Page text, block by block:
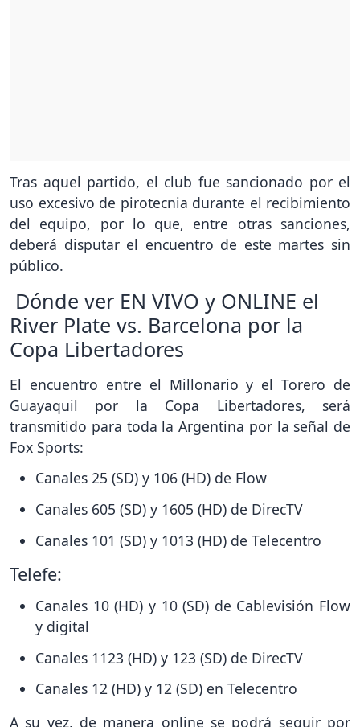
Tras aquel partido, el club fue sancionado por el
uso excesivo de pirotecnia durante el recibimiento
del equipo, por lo que, entre otras sanciones,
deberá disputar el encuentro de este martes sin
público.
Dónde ver EN VIVO y ONLINE el
River Plate vs. Barcelona por la
Copa Libertadores
El encuentro entre el Millonario y el Torero de
Guayaquil por la Copa Libertadores, será
transmitido para toda la Argentina por la señal de
Fox Sports:
Canales 25 (SD) y 106 (HD) de Flow
Canales 605 (SD) y 1605 (HD) de DirecTV
Canales 101 (SD) y 1013 (HD) de Telecentro
Telefe:
Canales 10 (HD) y 10 (SD) de Cablevisión Flow
y digital
Canales 1123 (HD) y 123 (SD) de DirecTV
Canales 12 (HD) y 12 (SD) en Telecentro
A su vez, de manera online se podrá seguir por